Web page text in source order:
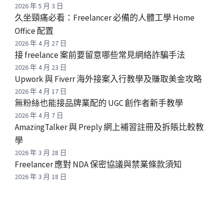
2026 年 5 月 3 日
久坐頸痛必看：Freelancer 必備的人體工學 Home
Office 配置
2026 年 4 月 27 日
接 freelance 案前要留意哪些常見網絡詐騙手法
2026 年 4 月 23 日
Upwork 與 Fiverr 海外接案入行教學及賺取美金攻略
2026 年 4 月 17 日
無粉絲也能接品牌業配的 UGC 創作者新手教學
2026 年 4 月 7 日
AmazingTalker 與 Preply 網上補習註冊及拆賬比較教
學
2026 年 3 月 28 日
Freelancer 應對 NDA 保密協議與禁業條款須知
2026 年 3 月 18 日